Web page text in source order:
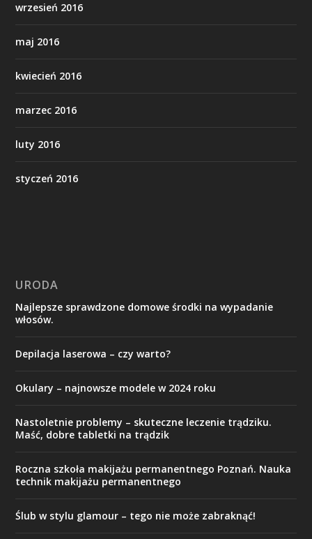
wrzesień 2016
maj 2016
kwiecień 2016
marzec 2016
luty 2016
styczeń 2016
URODA
Najlepsze sprawdzone domowe środki na wypadanie
włosów.
Depilacja laserowa – czy warto?
Okulary – najnowsze modele w 2024 roku
Nastoletnie problemy – skuteczne leczenie trądziku.
Maść, dobre tabletki na trądzik
Roczna szkoła makijażu permanentnego Poznań. Nauka
technik makijażu permanentnego
Ślub w stylu glamour – tego nie może zabraknąć!